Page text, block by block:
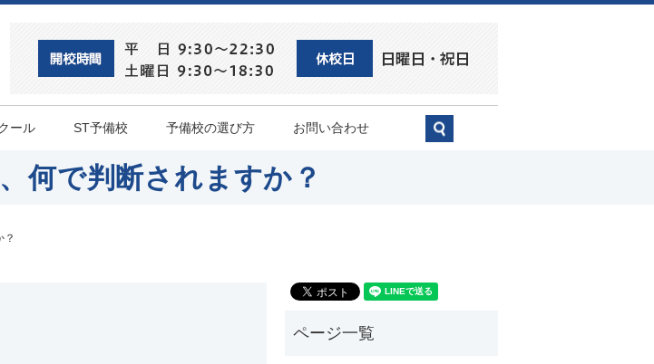
ール ST予備校 予備校の選び方 お問い合わせ
search
何で判断されますか？
？